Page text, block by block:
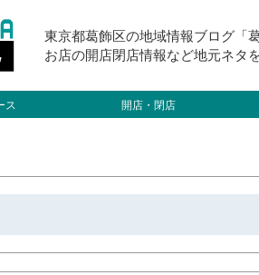
東京都葛飾区の地域情報ブログ「
お店の開店閉店情報など地元ネタ
ス 開店・閉店